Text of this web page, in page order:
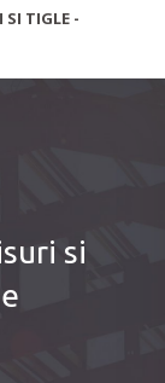
SI TIGLE -
si